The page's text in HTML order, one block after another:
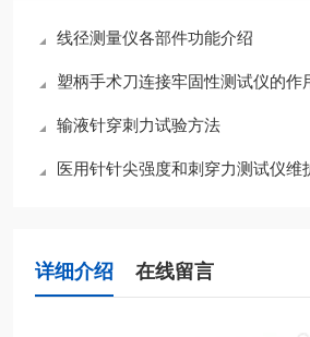
线径测量仪各部件功能介绍
塑柄手术刀连接牢固性测试仪的作
输液针穿刺力试验方法
医用针针尖强度和刺穿力测试仪维
详细介绍 在线留言